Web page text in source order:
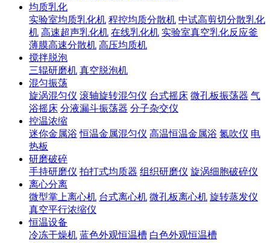
均质乳化
实验室均质乳化机 程控均质分散机 中试高剪切分散乳化
机 高速超声乳化机 在线乳化机 实验室真空乳化反应釜
薄膜高速分散机 高压均质机
搅拌脱泡
三辊研磨机 真空脱泡机
混匀振荡
旋涡混匀仪 滚轴旋转混匀仪 台式摇床 微孔板振荡器 气
浴摇床 分液漏斗振荡器 分子杂交仪
控温浓缩
迷你金属浴 恒温金属混匀仪 高温恒温金属浴 氮吹仪 电
热板
研磨破碎
手持研磨仪 拍打式均质器 组织研磨仪 旋涡细胞破碎仪
离心分离
微型掌上离心机 台式离心机 微孔板离心机 旋转蒸发仪
真空平行浓缩仪
恒温设备
冷冻干燥机 蓝色外观恒温槽 白色外观恒温槽